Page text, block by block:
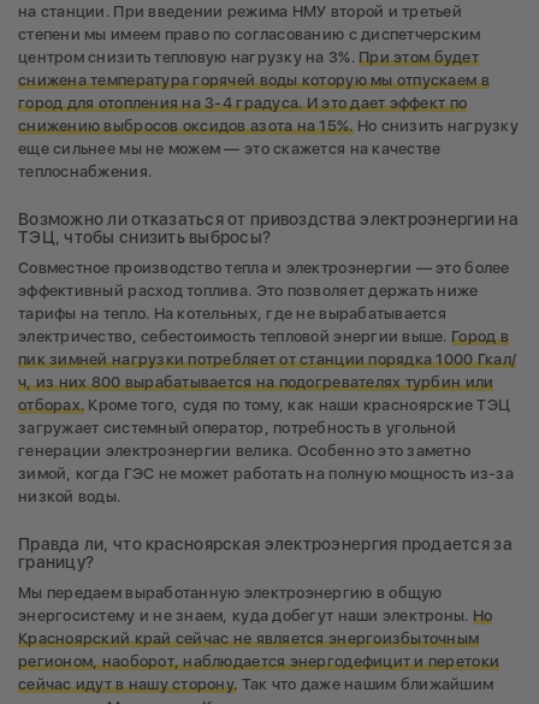
на станции. При введении режима НМУ второй и третьей
степени мы имеем право по согласованию с диспетчерским
центром снизить тепловую нагрузку на 3%.При этом будет
снижена температура горячей воды которую мы отпускаем в
город для отопления на 3-4 градуса. И это дает эффект по
снижению выбросов оксидов азота на 15%.Но снизить нагрузку
еще сильнее мы не можем — это скажется на качестве
теплоснабжения.
Возможно ли отказаться от привоздства электроэнергии на
ТЭЦ, чтобы снизить выбросы?
Совместное производство тепла и электроэнергии — это более
эффективный расход топлива. Это позволяет держать ниже
тарифы на тепло. На котельных, где не вырабатывается
электричество, себестоимость тепловой энергии выше.Город в
пик зимней нагрузки потребляет от станции порядка 1000 Гкал/
ч, из них 800 вырабатывается на подогревателях турбин или
отборах. Кроме того, судя по тому, как наши красноярские ТЭЦ
загружает системный оператор, потребность в угольной
генерации электроэнергии велика. Особенно это заметно
зимой, когда ГЭС не может работать на полную мощность из-за
низкой воды.
Правда ли, что красноярская электроэнергия продается за
границу?
Мы передаем выработанную электроэнергию в общую
энергосистему и не знаем, куда добегут наши электроны. Но
Красноярский край сейчас не является энергоизбыточным
регионом, наоборот, наблюдается энергодефицит и перетоки
сейчас идут в нашу сторону. Так что даже нашим ближайшим